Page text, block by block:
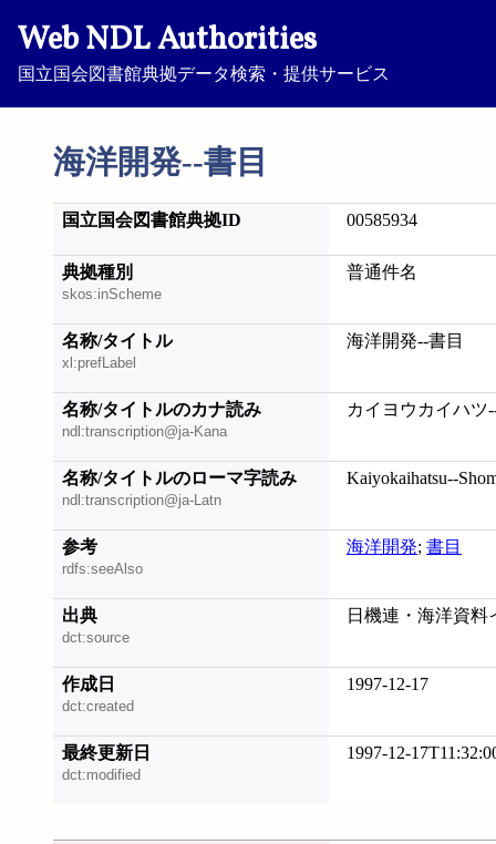
Web NDL Authorities
国立国会図書館典拠データ検索・提供サービス
海洋開発--書目
国立国会図書館典拠ID 00585934
典拠種別
skos:inScheme
普通件名
名称/タイトル
xl:prefLabel
海洋開発--書目
名称/タイトルのカナ読み
ndl:transcription@ja-Kana
カイヨウカイハツ
名称/タイトルのローマ字読み
ndl:transcription@ja-Latn
Kaiyokaihatsu--
参考
rdfs:seeAlso
海洋開発; 書目
出典
dct:source
日機連・海洋資料
作成日
dct:created
1997-12-17
最終更新日
dct:modified
1997-12-